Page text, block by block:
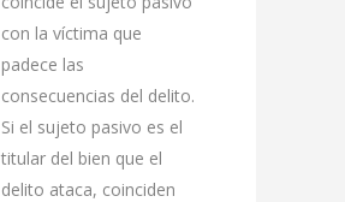
con la víctima que
padece las
consecuencias del delito.
Si el sujeto pasivo es el
titular del bien que el
delito ataca, coinciden